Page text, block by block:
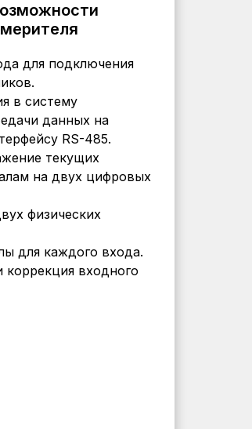
для подключения
в систему
данных на
RS-485.
текущих
на двух цифровых
физических
для каждого входа.
входного